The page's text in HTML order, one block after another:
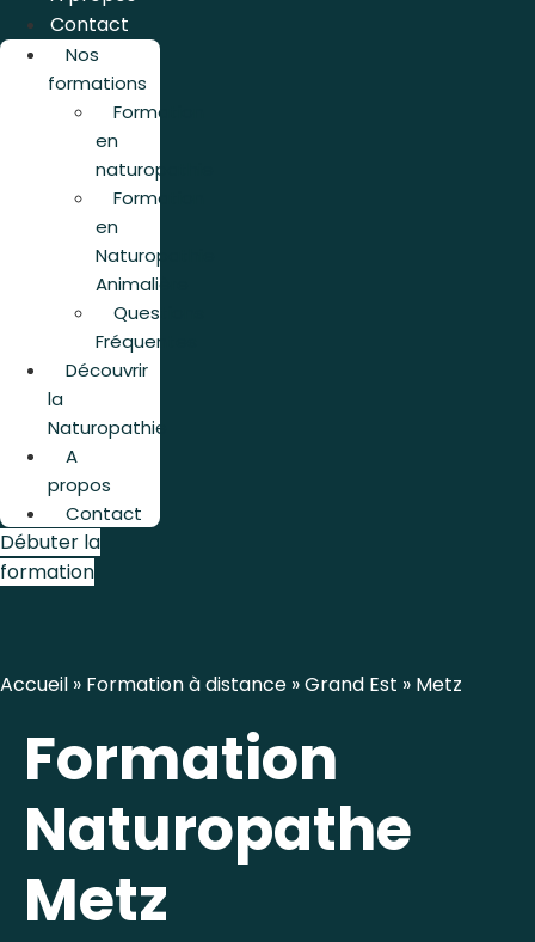
Contact
Nos
formations
Formation
en
naturopathie
Formation
en
Naturopathie
Animalière
Questions
Fréquentes
Découvrir
la
Naturopathie
A
propos
Contact
Débuter la
formation
Accueil » Formation à distance »Grand Est » Metz
Formation
Naturopathe
Metz